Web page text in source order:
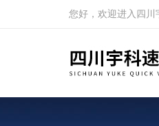
您好，欢迎进入四川